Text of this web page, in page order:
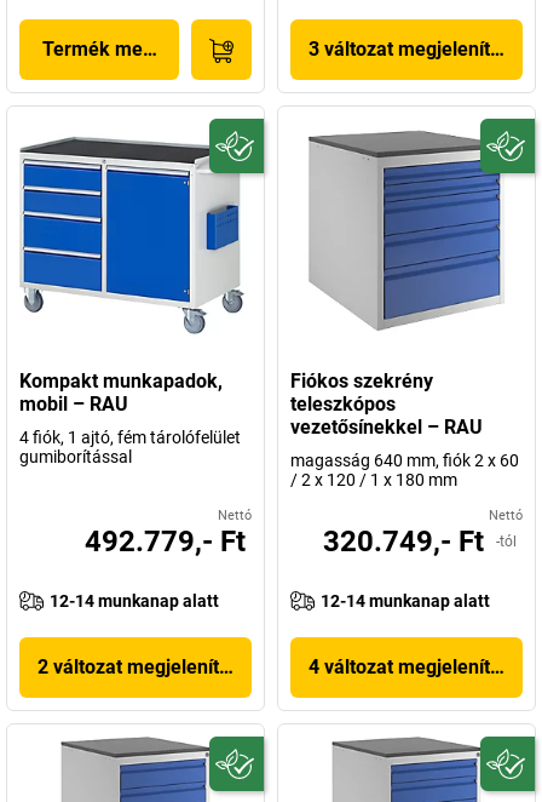
Termék megjelenítése 3 változat megjelenítése
Kompakt munkapadok,
mobil – RAU
4 fiók, 1 ajtó, fém tárolófelület
gumiborítással
Nettó
492.779,- Ft
12-14 munkanap alatt
2 változat megjelenítése
Fiókos szekrény
teleszkópos
vezetősínekkel – RAU
magasság 640 mm, fiók 2 x 60
/ 2 x 120 / 1 x 180 mm
Nettó
320.749,- Ft -tól
12-14 munkanap alatt
4 változat megjelenítése